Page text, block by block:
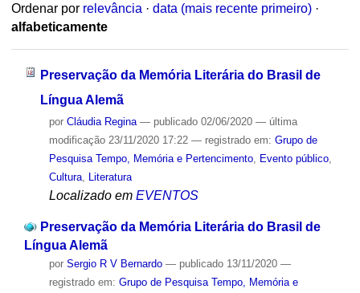
Ordenar por relevância · data (mais recente primeiro) ·
alfabeticamente
Preservação da Memória Literária do Brasil de
Língua Alemã
por Cláudia Regina — publicado02/06/2020 — última
modificação23/11/2020 17:22 — registrado em: Grupo de
Pesquisa Tempo, Memória e Pertencimento, Evento público,
Cultura, Literatura
Localizado em EVENTOS
Preservação da Memória Literária do Brasil de
Língua Alemã
por Sergio R V Bernardo — publicado13/11/2020 —
registrado em: Grupo de Pesquisa Tempo, Memória e